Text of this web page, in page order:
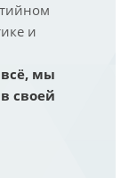
и
мы
своей